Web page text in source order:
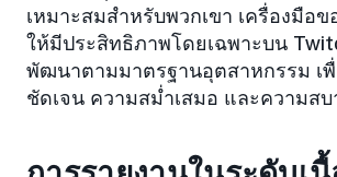
เหมาะสมสำหรับพวกเขา เครื่องมือข
ให้มีประสิทธิภาพโดยเฉพาะบน
พัฒนาตามมาตรฐานอุตสาหกรรม เ
ชัดเจน ความสม่ำเสมอ และความส